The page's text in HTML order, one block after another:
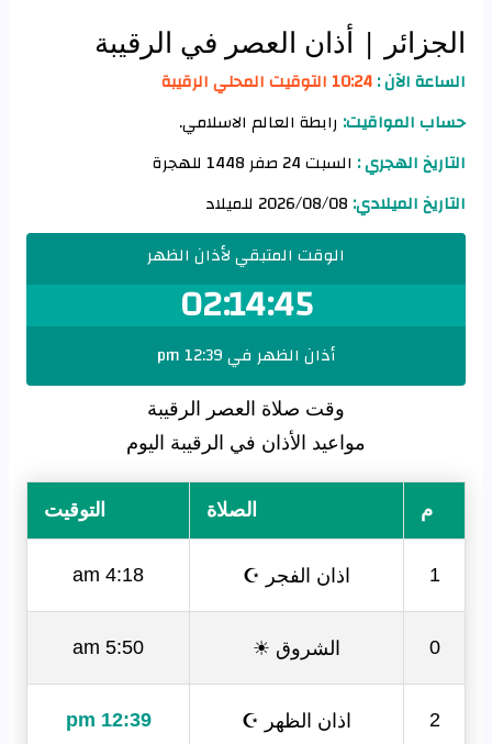
الجزائر | أذان العصر في الرقيبة
الساعة الآن :10:24 التوقيت المحلي الرقيبة
حساب المواقيت: رابطة العالم الاسلامي.
التاريخ الهجري : السبت 24 صفر 1448 للهجرة
التاريخ الميلادي:
الوقت المتبقي لأذان الظهر
02:14:44
أذان الظهر في 12:39 pm
وقت صلاة العصر الرقيبة
مواعيد الأذان في الرقيبة اليوم
م الصلاة التوقيت
1 اذان الفجر ☪ 4:18 am
0 الشروق ☀ 5:50 am
2 اذان الظهر ☪ 12:39 pm